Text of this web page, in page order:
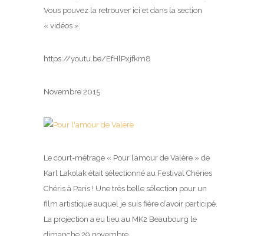
Vous pouvez la retrouver ici et dans la section
« vidéos ».
https://youtu.be/EfHlPxjfkm8
Novembre 2015
Le court-métrage « Pour l’amour de Valère » de
Karl Lakolak était sélectionné au Festival Chéries
Chéris à Paris ! Une très belle sélection pour un
film artistique auquel je suis fière d’avoir participé.
La projection a eu lieu au MK2 Beaubourg le